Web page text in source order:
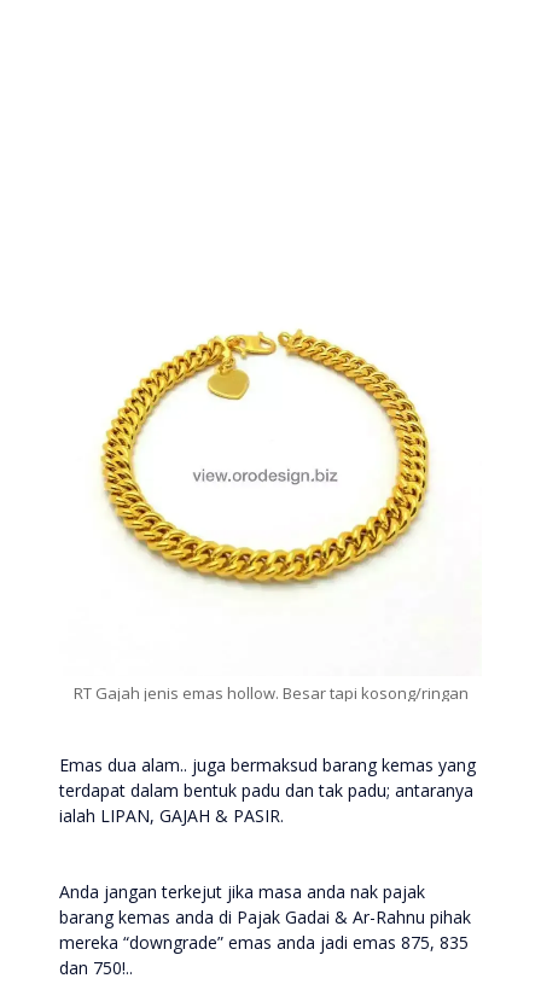
RT Gajah jenis emas hollow. Besar tapi kosong/ringan
Emas dua alam.. juga bermaksud barang kemas yang
terdapat dalam bentuk padu dan tak padu; antaranya
ialah LIPAN, GAJAH & PASIR.
Anda jangan terkejut jika masa anda nak pajak
barang kemas anda di Pajak Gadai & Ar-Rahnu pihak
mereka “downgrade” emas anda jadi emas 875, 835
dan 750!..